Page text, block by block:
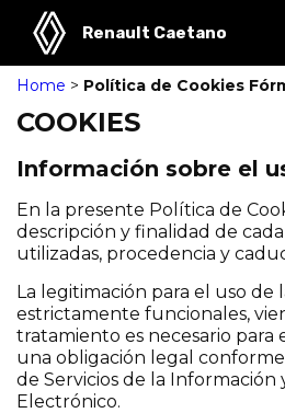
Renault Caetano
Caetano
Gama
Taller
Movilidad
Home > Política de Cookies
COOKIES
Información sobre el
En la presente Política de
descripción y finalidad de
utilizadas, procedencia y
La legitimación para el uso de
estrictamente funcionales,
tratamiento es necesario
una obligación legal
de Servicios de la Información
Electrónico.